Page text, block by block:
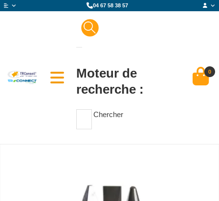
04 67 58 38 57
Moteur de
recherche :
Chercher
0